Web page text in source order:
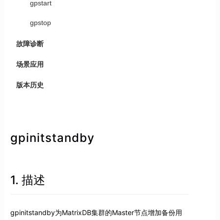
gpstart
gpstop
故障诊断
场景应用
版本历史
gpinitstandby
1. 描述
gpinitstandby为MatrixDB集群的Master节点增加备份用